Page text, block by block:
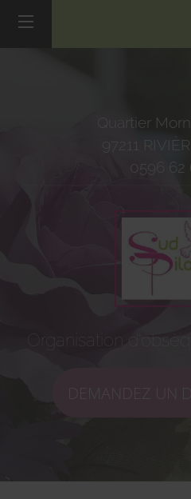
Quartier
0596 62
Organisation